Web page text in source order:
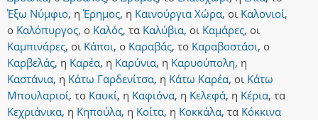
Έξω Νύμφιο, η Έρημος, η Καινούργια Χώρα, οι Καλονιοί,
ο Καλόπυργος, ο Καλός, τα Καλύβια, οι Καμάρες, οι
Καμπινάρες, οι Κάποι, ο Καραβάς, το Καραβοστάσι, ο
Καρβελάς, η Καρέα, η Καρύνια, η Καρυούπολη, η
Καστάνια, η Κάτω Γαρδενίτσα, η Κάτω Καρέα, οι Κάτω
Μπουλαριοί, το Καυκί, η Καφιόνα, η Κελεφά, η Κέρια, τα
Κεχριάνικα, η Κηπούλα, η Κοίτα, η Κοκκάλα, τα Κόκκινα